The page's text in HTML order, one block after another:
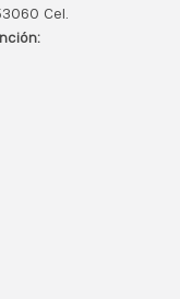
Cel.